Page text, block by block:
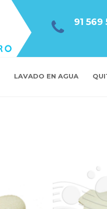
91 569
LAVADO EN AGUA